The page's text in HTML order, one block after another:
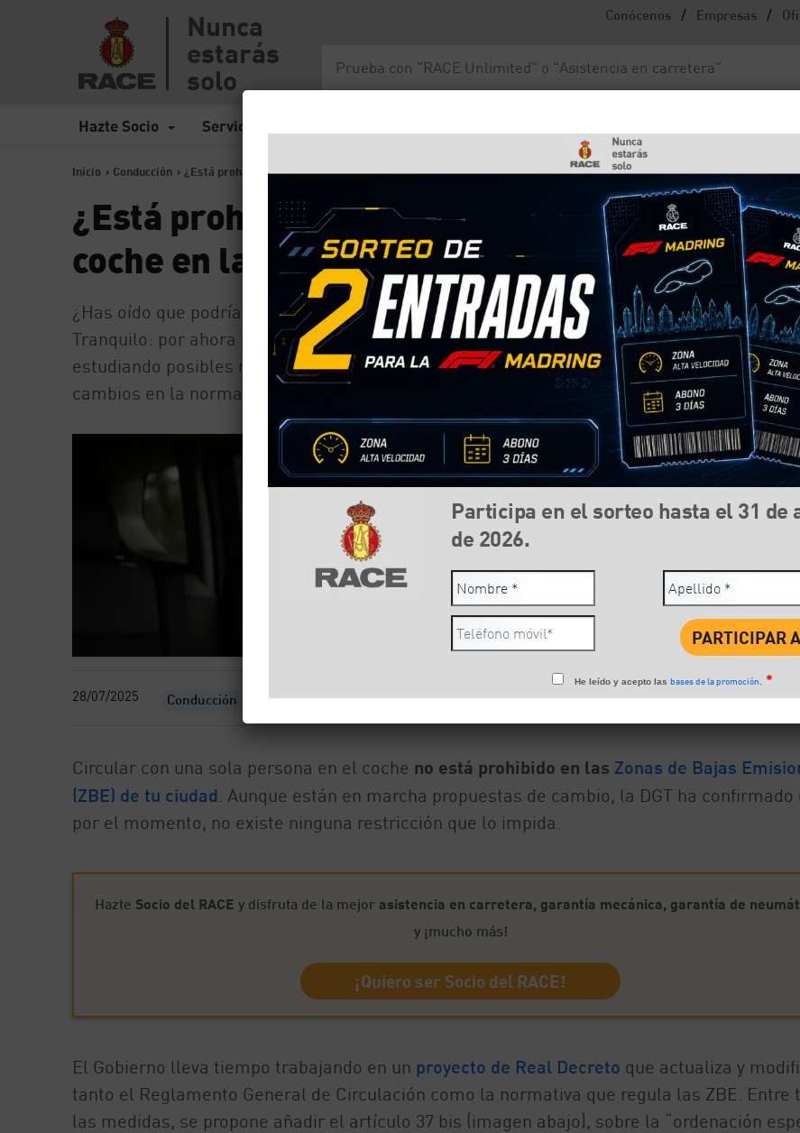
Conócenos / Empresas /
Nunca
estarás
solo
Hazte Socio Servicios
Inicio > Conducción > ¿Está prohibido circular solo una persona por coche en las ZBE?
¿Está prohibido circular solo una persona
coche en las ZBE?
¿Has oído que podrían multarte por circular solo en tu coche por las Zonas de Bajas
Tranquilo: por ahora no está prohibido circular solo una persona por coche, aunque se
estudiando posibles restricciones. La DGT lo ha aclarado, pero conviene estar atentos a los
cambios en la normativa y saber cómo afectan los carriles VAO.
28/07/2025 Conducción Compartir:
Circular con una sola persona en el coche no está prohibido en las Zonas de Bajas
(ZBE) de tu ciudad. Aunque están en marcha propuestas de cambio, la DGT ha confirmado
por el momento, no existe ninguna restricción que lo impida.
Hazte Socio del RACE y disfruta de la mejor asistencia en carretera, garantía mecánica, garantía de
y ¡mucho más!
¡Quiero ser Socio del RACE!
El Gobierno lleva tiempo trabajando en un proyecto de Real Decreto que actualiza y
tanto el Reglamento General de Circulación como la normativa que regula las ZBE. Entre
las medidas, se propone añadir el artículo 37 bis (imagen abajo), sobre la “ordenación
Participa en el sorteo hasta el 31 de
de 2026.
He leído y acepto lasbases de la promoción. *